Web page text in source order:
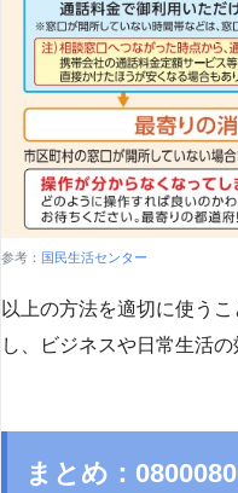
参考： 国民生活センター
以上の方法を適切に使う
し、ビジネスや日常生活
まとめ：